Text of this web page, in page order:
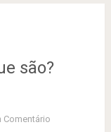
são?
Comentário